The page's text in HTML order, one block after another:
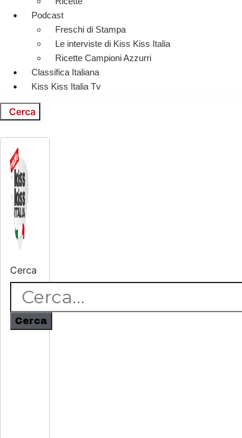
Podcast
Freschi di Stampa
Le interviste di Kiss Kiss Italia
Ricette Campioni Azzurri
Classifica Italiana
Kiss Kiss Italia Tv
Cerca
Cerca
Cerca